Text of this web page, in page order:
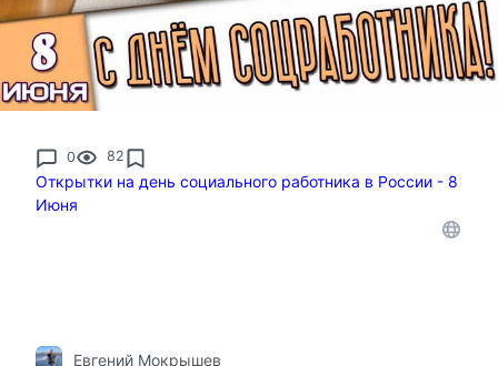
0 82
Открытки на день социального работника в России - 8
Июня
Евгений Мокрышев